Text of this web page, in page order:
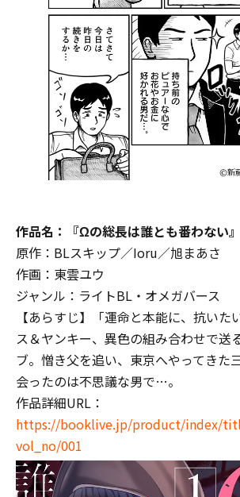
作品名：『Ωの総長は誰とも番わない』
原作：BLスキップ／Ioru／旭まあさ
作画：東雲ユウ
ジャンル：ライトBL・オメガバース
【あらすじ】「運命と本能に、抗いた
ス＆ヤンキー、異色の組み合わせで送
ブ。憎き父を追い、東京へやってきた
会ったのは不思議な男で…。
作品詳細URL：
https://booklive.jp/product/index/
vol_no/001